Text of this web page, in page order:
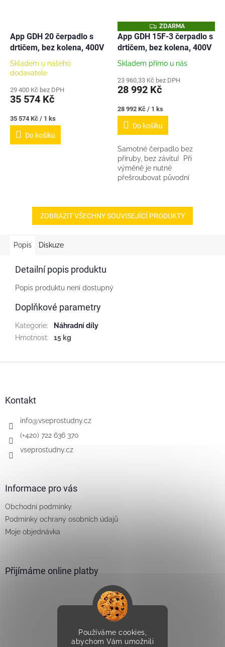
Používáme cookies,
abychom Vám umožnili
App GDH 20 čerpadlo s
drtičem, bez kolena, 400V
Skladem u našeho
dodavatele
29 400 Kč bez DPH
35 574 Kč
Měrná
cena:
35 574 Kč / 1 ks
Do košíku
Z
D
A
R
A
ZDARMA
App GDH 15F-3 čerpadlo s
drtičem, bez kolena, 400V
Skladem přímo u nás
23 960,33 Kč bez DPH
28 992 Kč
Měrná
cena:
28 992 Kč / 1 ks
Do košíku
Samotné čerpadlo bez
příruby, bez závitu! Při
výměně je nutné
přešroubovat původní
přírubu. Potřebná ochrana
motoru v rozsahu...
ZOBRAZIT VŠECHNY SOUVISEJÍCÍ PRODUKTY
Popis Diskuze
Detailní popis produktu
Popis produktu není dostupný
Doplňkové parametry
Kategorie:
Náhradní díly
Hmotnost: 15 kg
Kontakt
info@vseprostudny.cz
(+420) 722 636 370
vseprostudny.cz
Informace pro vás
Obchodní podmínky
Podmínky ochrany osobních údajů
Moje objednávka
Přijímáme online platby
Vytvořilo Studio Avocado